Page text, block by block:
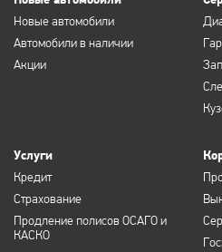
Новые автомобили
Автомобили в наличии
Акции
Услуги
Кредит
Страхование
Продление полисов ОСАГО и
КАСКО